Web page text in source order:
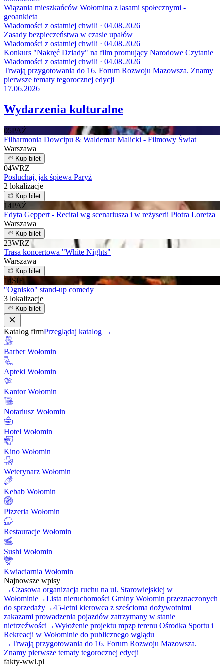
Wiązania mieszkańców Wołomina z lasami społecznymi -
geoankieta
Wiadomości z ostatniej chwili · 04.08.2026
Zasady bezpieczeństwa w czasie upałów
Wiadomości z ostatniej chwili · 04.08.2026
Konkurs "Nakręć Dziady" na film promujący Narodowe Czytanie
Wiadomości z ostatniej chwili · 04.08.2026
Trwają przygotowania do 16. Forum Rozwoju Mazowsza. Znamy
pierwsze tematy tegorocznej edycji
17.06.2026
Wydarzenia kulturalne
05PAŹ
Filharmonia Dowcipu & Waldemar Malicki - Filmowy Świat
Warszawa
Kup bilet
04WRZ
Posłuchaj, jak śpiewa Paryż
2 lokalizacje
Kup bilet
14PAŹ
Edyta Geppert - Recital wg scenariusza i w reżyserii Piotra Loretza
Warszawa
Kup bilet
23WRZ
Trasa koncertowa "White Nights"
Warszawa
Kup bilet
14SIE
"Ognisko" stand-up comedy
3 lokalizacje
Kup bilet
Katalog firmPrzeglądaj katalog →
Barber Wołomin
Apteki Wołomin
Kantor Wołomin
Notariusz Wołomin
Hotel Wołomin
Kino Wołomin
Weterynarz Wołomin
Kebab Wołomin
Pizzeria Wołomin
Restauracje Wołomin
Sushi Wołomin
Kwiaciarnia Wołomin
Najnowsze wpisy
→Czasowa organizacja ruchu na ul. Starowiejskiej w
Wołominie→Lista nieruchomości Gminy Wołomin przeznaczonych
do sprzedaży→45-letni kierowca z sześcioma dożywotnimi
zakazami prowadzenia pojazdów zatrzymany w stanie
nietrzeźwości →Wyłożenie projektu mpzp terenu Ośrodka Sportu i
Rekreacji w Wołominie do publicznego wglądu
→Trwają przygotowania do 16. Forum Rozwoju Mazowsza.
Znamy pierwsze tematy tegorocznej edycji
fakty-wwl.pl